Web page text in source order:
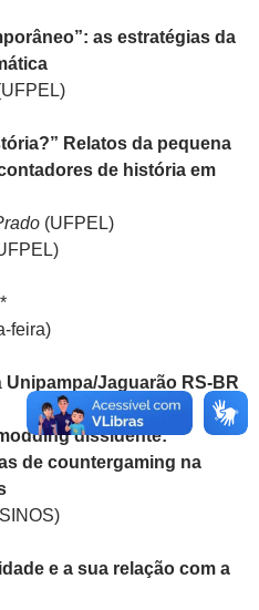
as estratégias da
Relatos da pequena
de história em
(UFPEL)
feira)
Unipampa/Jaguarão RS-BR
dissidente:
de countergaming na
e a sua relação com a